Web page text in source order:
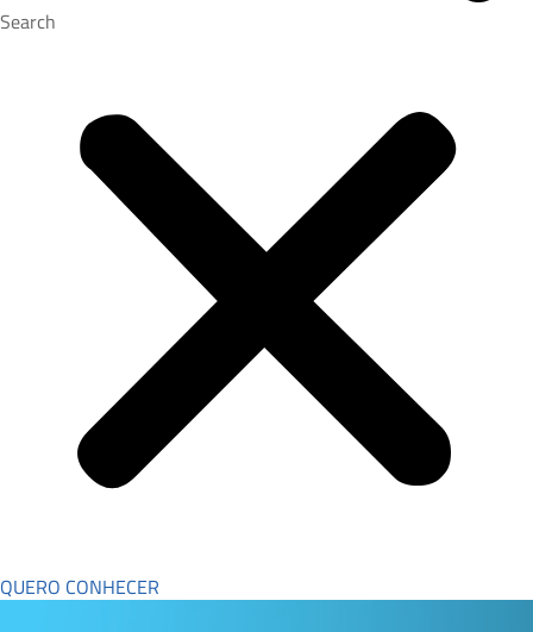
Search
QUERO CONHECER